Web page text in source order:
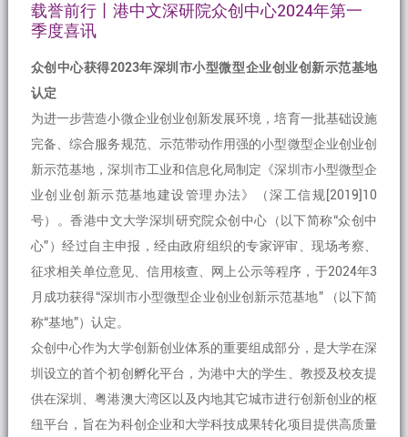
载誉前行丨港中文深研院众创中心2024年第一
季度喜讯
众创中心获得2023年深圳市小型微型企业创业创新示范基地
认定
为进一步营造小微企业创业创新发展环境，培育一批基础设施
完备、综合服务规范、示范带动作用强的小型微型企业创业创
新示范基地，深圳市工业和信息化局制定《深圳市小型微型企
业创业创新示范基地建设管理办法》（深工信规[2019]10
号）。香港中文大学深圳研究院众创中心（以下简称“众创中
心”）经过自主申报，经由政府组织的专家评审、现场考察、
征求相关单位意见、信用核查、网上公示等程序，于2024年3
月成功获得“深圳市小型微型企业创业创新示范基地” （以下简
称“基地”）认定。
众创中心作为大学创新创业体系的重要组成部分，是大学在深
圳设立的首个初创孵化平台，为港中大的学生、教授及校友提
供在深圳、粤港澳大湾区以及内地其它城市进行创新创业的枢
纽平台，旨在为科创企业和大学科技成果转化项目提供高质量